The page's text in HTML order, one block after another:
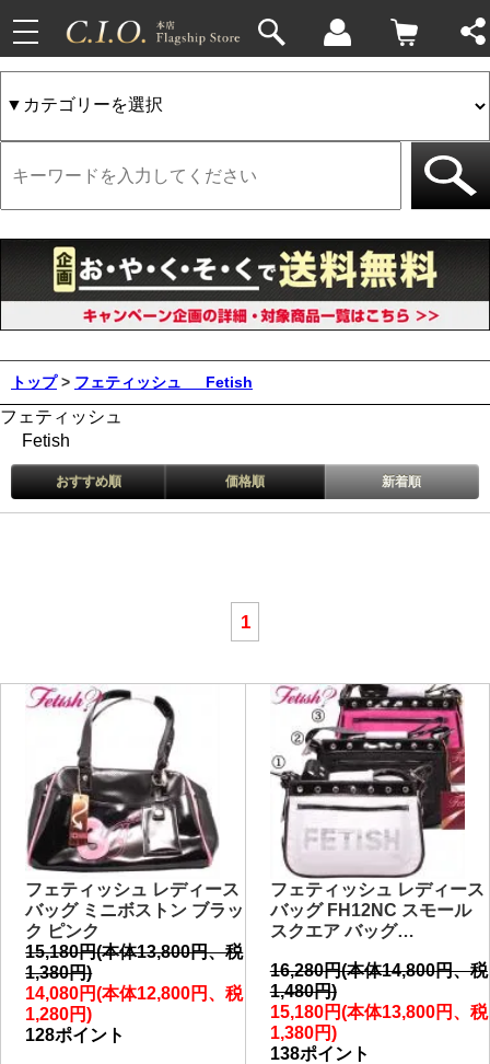
toggle
navigation
トップ > フェティッシュ Fetish
フェティッシュ
Fetish
おすすめ順 価格順 新着順
1
フェティッシュ レディース
バッグ ミニボストン ブラッ
ク ピンク
15,180円(本体13,800円、税
1,380円)
14,080円(本体12,800円、税
1,280円)
128ポイント
フェティッシュ レディース
バッグ FH12NC スモール
スクエア バッグ…
16,280円(本体14,800円、税
1,480円)
15,180円(本体13,800円、税
1,380円)
138ポイント